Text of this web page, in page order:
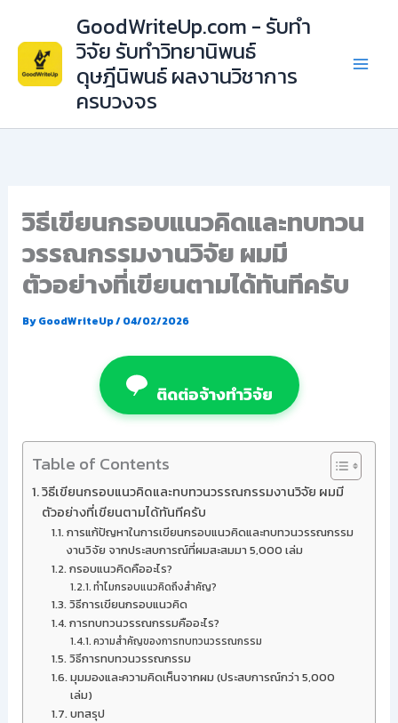
content
GoodWriteUp.com - รับทำ
วิจัย รับทำวิทยานิพนธ์
ดุษฎีนิพนธ์ ผลงานวิชาการ
ครบวงจร
วิธีเขียนกรอบแนวคิดและทบทวน
วรรณกรรมงานวิจัย ผมมี
ตัวอย่างที่เขียนตามได้ทันทีครับ
ByGoodWriteUp/04/02/2026
ติดต่อจ้างทำวิจัย
Table of Contents
วิธีเขียนกรอบแนวคิดและทบทวนวรรณกรรมงานวิจัย ผมมี
ตัวอย่างที่เขียนตามได้ทันทีครับ
การแก้ปัญหาในการเขียนกรอบแนวคิดและทบทวนวรรณกรรม
งานวิจัย จากประสบการณ์ที่ผมสะสมมา 5,000 เล่ม
กรอบแนวคิดคืออะไร?
ทำไมกรอบแนวคิดถึงสำคัญ?
วิธีการเขียนกรอบแนวคิด
การทบทวนวรรณกรรมคืออะไร?
ความสำคัญของการทบทวนวรรณกรรม
วิธีการทบทวนวรรณกรรม
มุมมองและความคิดเห็นจากผม (ประสบการณ์กว่า 5,000
เล่ม)
บทสรุป